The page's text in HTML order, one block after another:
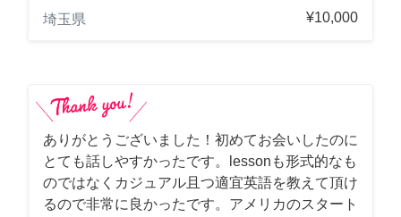
埼玉県
¥10,000
ありがとうございました！初めてお会いしたのに
とても話しやすかったです。lessonも形式的なも
のではなくカジュアル且つ適宜英語を教えて頂け
るので非常に良かったです。アメリカのスタート